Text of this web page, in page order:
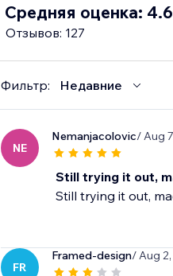
Средняя оценка: 4.6
Отзывов: 127
Фильтр: Недавние
NE
Nemanjacolovic/ Aug
Still trying it out,
Still trying it out,
FR
Framed-design/ Aug